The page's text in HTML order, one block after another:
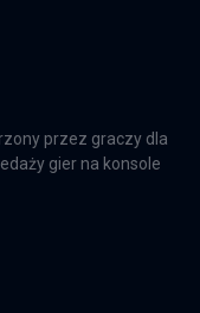
przez graczy dla
gier na konsole